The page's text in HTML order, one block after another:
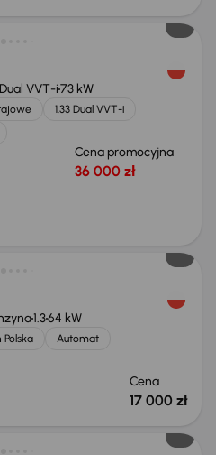
VVT-i73 kW
1.33 Dual VVT-i
Cena promocyjna
36 000 zł
1.364 kW
Polska
Automat
Cena
17 000 zł